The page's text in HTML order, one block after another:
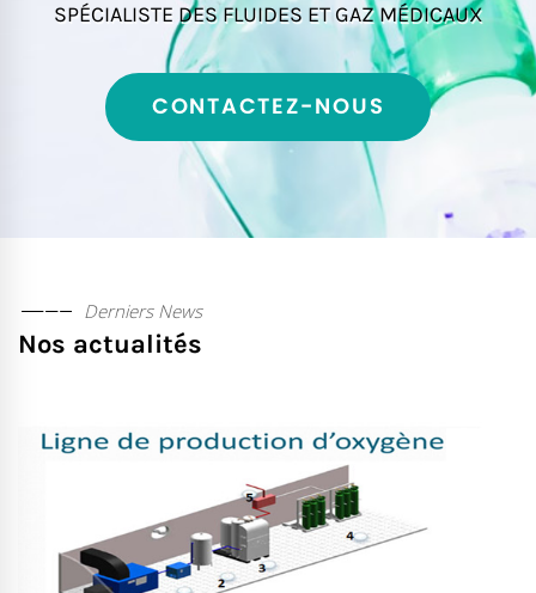
SPÉCIALISTE DES FLUIDES ET GAZ MÉDICAUX
CONTACTEZ-NOUS
Derniers News
Nos actualités